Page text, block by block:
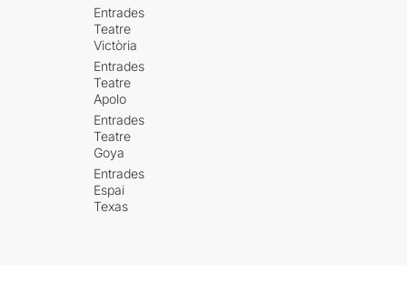
Entrades
Teatre
Victòria
Entrades
Teatre
Apolo
Entrades
Teatre
Goya
Entrades
Espai
Texas